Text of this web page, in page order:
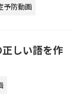
予防動画
正しい語を作